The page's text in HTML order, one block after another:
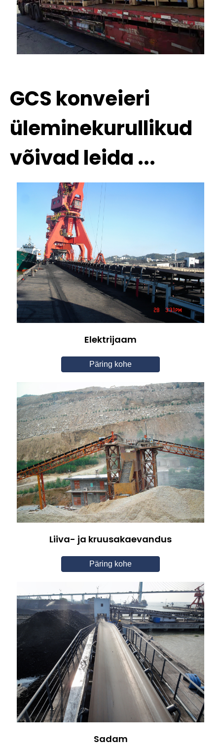
GCS konveieri
üleminekurullikud
võivad leida ...
Elektrijaam
Päring kohe
Liiva- ja kruusakaevandus
Päring kohe
Sadam